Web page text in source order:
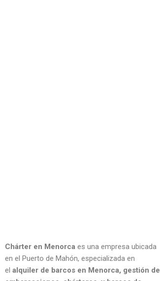
Chárter en Menorca es una empresa ubicada
en el Puerto de Mahón, especializada en
el alquiler de barcos en Menorca, gestión de